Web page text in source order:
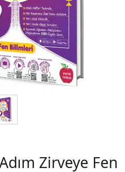
Zirveye Fen